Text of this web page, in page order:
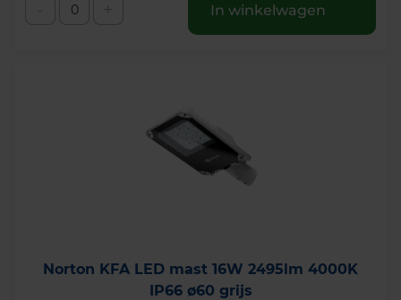
In winkelwagen
Norton KFA LED mast 16W 2495lm 4000K
IP66 ø60 grijs